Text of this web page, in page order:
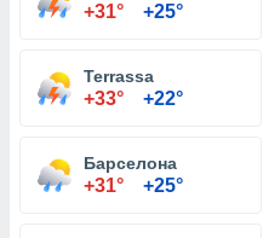
+31° +25°
Terrassa
+33° +22°
Барселона
+31° +25°